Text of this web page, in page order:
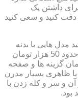
داشتن یک
دقت کنید و سعی کنید
مدل هایی با بدنه
سفید رنگ را انتخاب کنید که به طور متوسط حدود 50 هزار تومان
گزینه ها و صفحه
ظاهری بسیار مدرن
و سر و کله زدن با
بود.